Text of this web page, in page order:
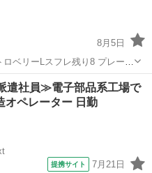
8月5日
アップ スクイーズ
遣社員≫電子部品系工場で
オペレーター 日勤
提携サイト 7月21日